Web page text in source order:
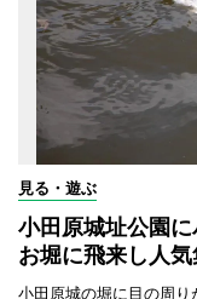
見る・遊ぶ
小田原城址公園
お堀に飛来し人
小田原城の堀に目の周